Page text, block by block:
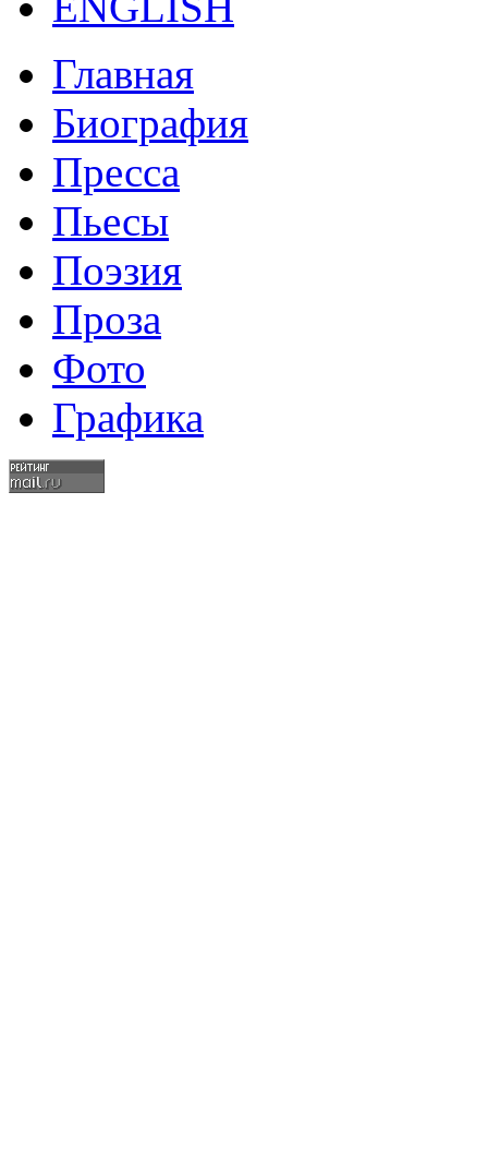
Главная
Биография
Пресса
Пьесы
Поэзия
Проза
Фото
Графика